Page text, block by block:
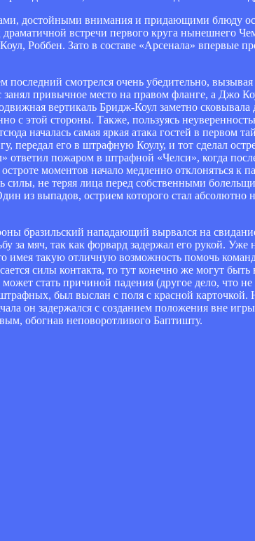
достойными внимания и придающими блюду
встречи первого круга нынешнего
Роббен. Зато в составе «Арсенала» впервые
смотрелся очень убедительно,
привычное место на правом фланге, а Джо
вертикаль Бридж-Коул заметно
с этой стороны. Также, пользуясь
началась самая яркая атака гостей в первом
передал его в штрафную Коулу, и тот сделал
пожаром в штрафной «Челси», когда
моментов начало медленно отклоняться к
силы, не теряя лица перед собственными
из выпадов, острием которого стал абсолютно
бразильский нападающий вырвался на
мяч, так как форвард задержал его рукой. Уже
такую отличную возможность помочь
силы контакта, то тут конечно же могут
стать причиной падения (другое дело, что
был выслан с поля с красной карточкой.
он задержался с созданием положения вне
обогнав неповоротливого Баптишту.